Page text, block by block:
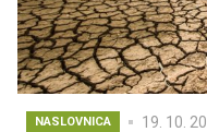
NASLOVNICA 19. 10.